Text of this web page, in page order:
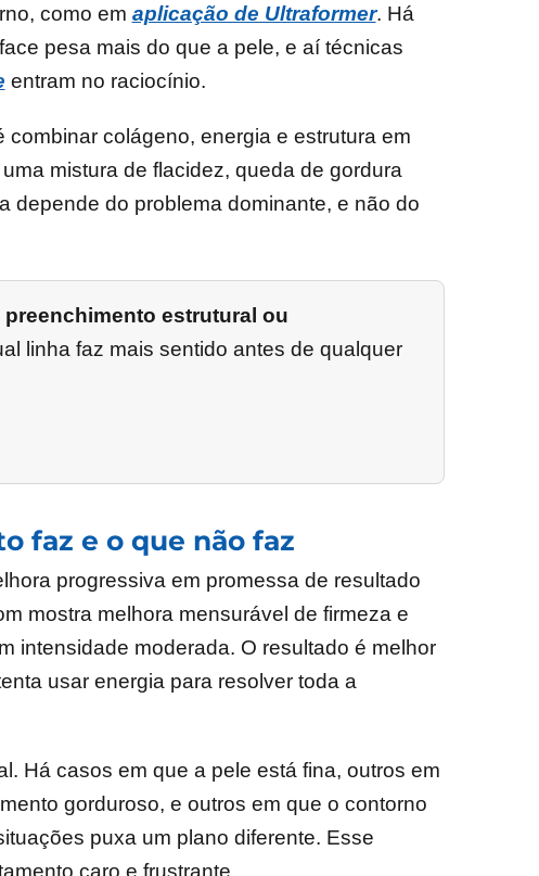
como em aplicação de Ultraformer. Há
pesa mais do que a pele, e aí técnicas
entram no raciocínio.
colágeno, energia e estrutura em
mistura de flacidez, queda de gordura
depende do problema dominante, e não do
estrutural ou
linha faz mais sentido antes de qualquer
faz e o que não faz
progressiva em promessa de resultado
mostra melhora mensurável de firmeza e
intensidade moderada. O resultado é melhor
usar energia para resolver toda a
Há casos em que a pele está fina, outros em
gorduroso, e outros em que o contorno
puxa um plano diferente. Esse
caro e frustrante.